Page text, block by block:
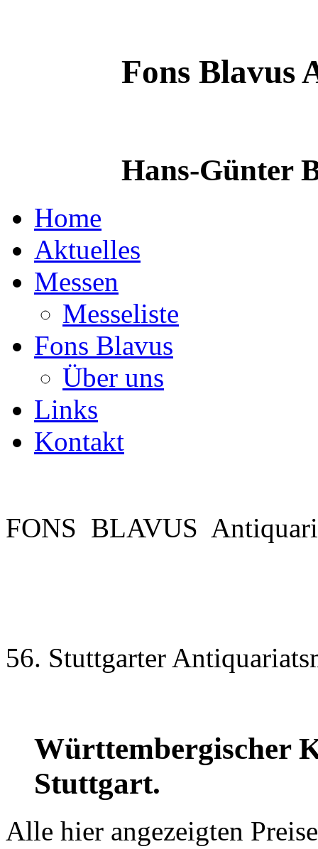
Fons Blavus
Hans-Günter
Home
Aktuelles
Messen
Messeliste
Fons Blavus
Über uns
Links
Kontakt
FONS BLAVUS
56. Stuttgarter
Württembergischer
Stuttgart.
Alle hier angezeigten